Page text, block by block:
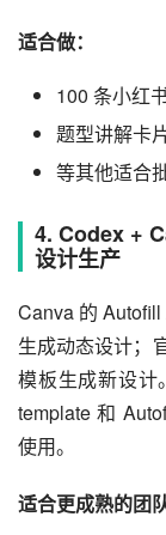
适合做：
100 条小红
题型讲解卡
等其他适合
4. Codex +
设计生产
Canva 的
生成动态设计；
模板生成新设计
template 和
使用。
适合更成熟的团队